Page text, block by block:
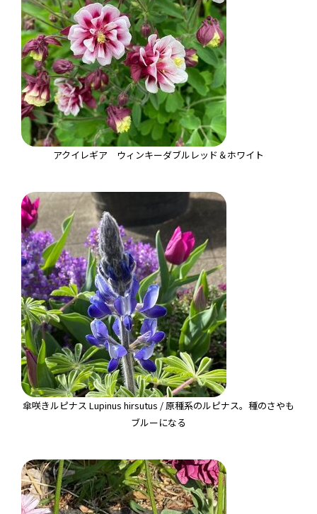
アクイレギア ウィンキーダブルレッド＆ホワイト
傘咲きルピナス Lupinus hirsutus / 原種系のルピナス。種のさやも
ブルーになる